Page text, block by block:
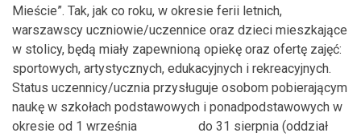
Mieście”. Tak, jak co roku, w okresie ferii letnich,
warszawscy uczniowie/uczennice oraz dzieci mieszkające
w stolicy, będą miały zapewnioną opiekę oraz ofertę zajęć:
sportowych, artystycznych, edukacyjnych i rekreacyjnych.
Status uczennicy/ucznia przysługuje osobom pobierającym
naukę w szkołach podstawowych i ponadpodstawowych w
okresie od 1 września do 31 sierpnia (oddział